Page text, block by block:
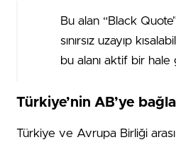
Bu alan “Black
sınırsız uzayıp
bu alanı aktif bir hale
Türkiye’nin AB’ye
Türkiye ve Avrupa Birliği